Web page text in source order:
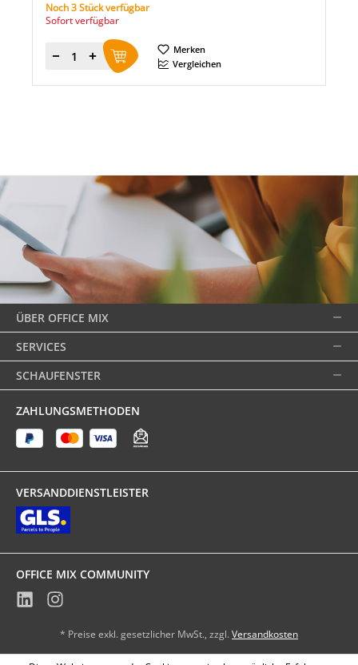
Noch 3 Stück verfügbar
Sofort verfügbar
Menge
Merken
Vergleichen
ÜBER OFFICE MIX
SERVICES
SCHAUFENSTER
ZAHLUNGSMETHODEN
VERSANDDIENSTLEISTER
OFFICE MIX COMMUNITY
* Preise exkl. gesetzlicher MwSt., zzgl. Versandkosten